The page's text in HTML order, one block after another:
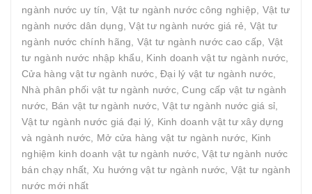
ngành nước uy tín, Vật tư ngành nước công nghiệp, Vật tư
ngành nước dân dụng, Vật tư ngành nước giá rẻ, Vật tư
ngành nước chính hãng, Vật tư ngành nước cao cấp, Vật
tư ngành nước nhập khẩu, Kinh doanh vật tư ngành nước,
Cửa hàng vật tư ngành nước, Đại lý vật tư ngành nước,
Nhà phân phối vật tư ngành nước, Cung cấp vật tư ngành
nước, Bán vật tư ngành nước, Vật tư ngành nước giá sỉ,
Vật tư ngành nước giá đại lý, Kinh doanh vật tư xây dựng
và ngành nước, Mở cửa hàng vật tư ngành nước, Kinh
nghiệm kinh doanh vật tư ngành nước, Vật tư ngành nước
bán chạy nhất, Xu hướng vật tư ngành nước, Vật tư ngành
nước mới nhất